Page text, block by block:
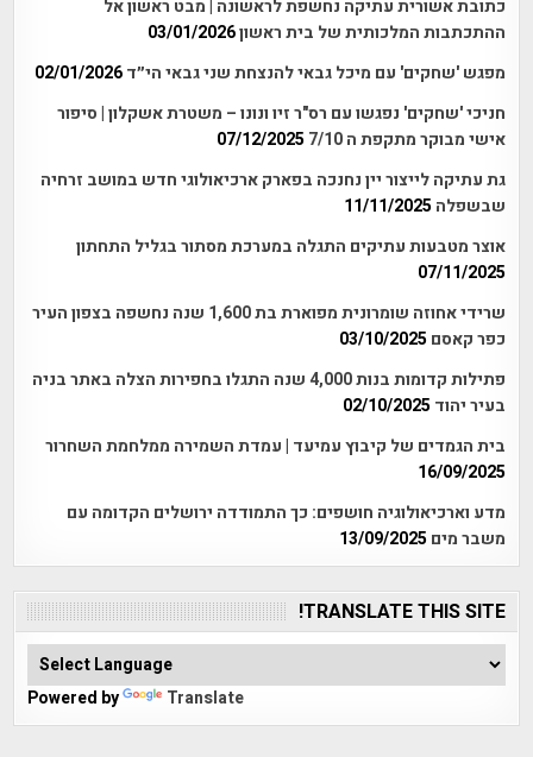
כתובת אשורית עתיקה נחשפת לראשונה | מבט ראשון אל
ההתכתבות המלכותית של בית ראשון03/01/2026
מפגש 'שחקים' עם מיכל גבאי להנצחת שני גבאי הי״ד 02/01/2026
חניכי 'שחקים' נפגשו עם רס"ר זיו ונונו – משטרת אשקלון | סיפור
אישי מבוקר מתקפת ה 7/10
07/12/2025
גת עתיקה לייצור יין נחנכה בפארק ארכיאולוגי חדש במושב זרחיה
שבשפלה 11/11/2025
אוצר מטבעות עתיקים התגלה במערכת מסתור בגליל התחתון
07/11/2025
שרידי אחוזה שומרונית מפוארת בת 1,600 שנה נחשפה בצפון העיר
כפר קאסם 03/10/2025
פתילות קדומות בנות 4,000 שנה התגלו בחפירות הצלה באתר בניה
בעיר יהוד 02/10/2025
בית הגמדים של קיבוץ עמיעד | עמדת השמירה ממלחמת השחרור
16/09/2025
מדע וארכיאולוגיה חושפים: כך התמודדה ירושלים הקדומה עם
משבר מים 13/09/2025
TRANSLATE THIS SITE!
Powered by Translate